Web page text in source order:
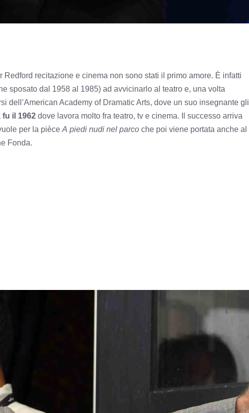
Redford recitazione e cinema non sono stati il primo amore. È infatti
sposato dal 1958 al 1985) ad avvicinarlo al teatro e, una volta
dell’American Academy of Dramatic Arts, dove un suo insegnante gli
fu il 1962 dove lavora molto fra teatro, tv e cinema. Il successo arriva
per la pièce A piedi nudi nel parco che poi viene portata anche al
Fonda.